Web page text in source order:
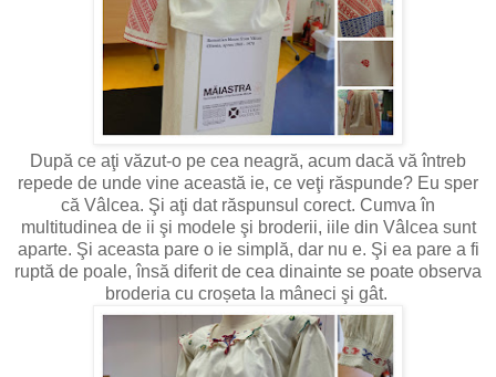
După ce aţi văzut-o pe cea neagră, acum dacă vă întreb
repede de unde vine această ie, ce veţi răspunde? Eu sper
că Vâlcea. Şi aţi dat răspunsul corect. Cumva în
multitudinea de ii şi modele şi broderii, iile din Vâlcea sunt
aparte. Şi aceasta pare o ie simplă, dar nu e. Şi ea pare a fi
ruptă de poale, însă diferit de cea dinainte se poate observa
broderia cu croșeta la mâneci şi gât.